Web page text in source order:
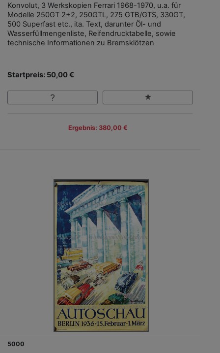
Konvolut, 3 Werkskopien Ferrari 1968-1970, u.a. für
Modelle 250GT 2+2, 250GTL, 275 GTB/GTS, 330GT,
500 Superfast etc., ita. Text, darunter Öl- und
Wasserfüllmengenliste, Reifendrucktabelle, sowie
technische Informationen zu Bremsklötzen
Startpreis: 50,00 €
Ergebnis: 380,00 €
5000